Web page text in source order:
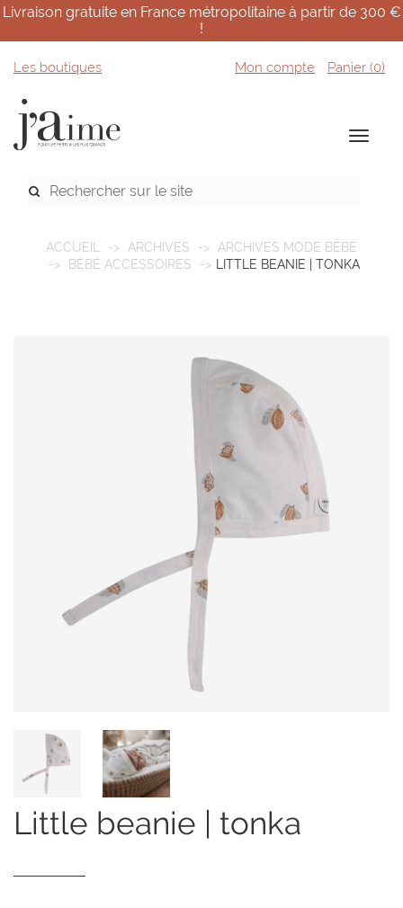
Livraison gratuite en France métropolitaine à partir de 300 €
!
Les boutiques Mon compte Panier (0)
ACCUEIL ARCHIVES
ARCHIVES MODE BÉBÉ
BÉBÉ ACCESSOIRES
LITTLE BEANIE | TONKA
little beanie | tonka